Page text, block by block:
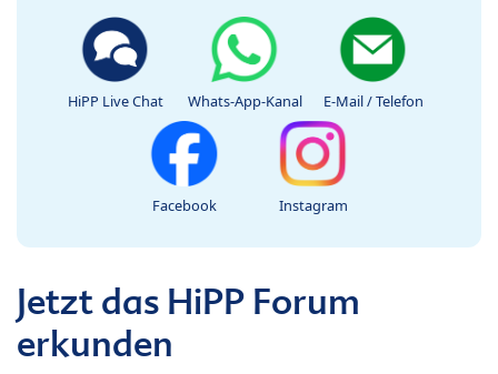
HiPP Live Chat Whats-App-Kanal E-Mail / Telefon
Facebook Instagram
Jetzt das HiPP Forum
erkunden